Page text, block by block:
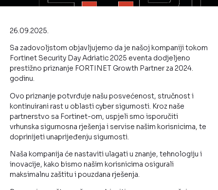
26.09.2025.
Sa zadovoljstom objavljujemo da je našoj kompaniji tokom
Fortinet Security Day Adriatic 2025 eventa dodjeljeno
prestižno priznanje FORTINET Growth Partner za 2024.
godinu.
Ovo priznanje potvrđuje našu posvećenost, stručnost i
kontinuirani rast u oblasti cyber sigurnosti. Kroz naše
partnerstvo sa Fortinet-om, uspjeli smo isporučiti
vrhunska sigurnosna rješenja i servise našim korisnicima, te
doprinijeti unaprijeđenju sigurnosti.
Naša kompanija će nastaviti ulagati u znanje, tehnologiju i
inovacije, kako bismo našim korisnicima osigurali
maksimalnu zaštitu i pouzdana rješenja.